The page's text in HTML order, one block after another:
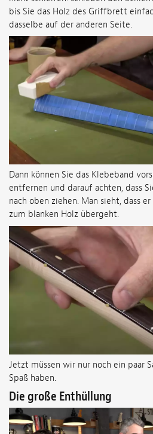
bis Sie das Holz des Griffbrett
dasselbe auf der anderen Seite.
Dann können Sie das Klebeband
entfernen und darauf achten, dass
nach oben ziehen. Man sieht, dass
zum blanken Holz übergeht.
Jetzt müssen wir nur noch ein paar
Spaß haben.
Die große Enthüllung